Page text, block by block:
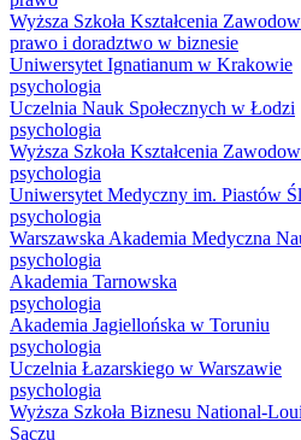
Wyższa Szkoła Kształcenia
prawo i doradztwo w biznesie
Uniwersytet Ignatianum w Krakowie
psychologia
Uczelnia Nauk Społecznych w Łodzi
psychologia
Wyższa Szkoła Kształcenia
psychologia
Uniwersytet Medyczny im. Piastów
psychologia
Warszawska Akademia Medyczna
psychologia
Akademia Tarnowska
psychologia
Akademia Jagiellońska w Toruniu
psychologia
Uczelnia Łazarskiego w Warszawie
psychologia
Wyższa Szkoła Biznesu National-
Sączu